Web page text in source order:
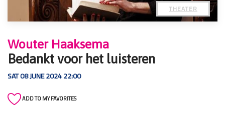
THEATER
Wouter Haaksema
Bedankt voor het luisteren
SAT 08 JUNE 2024 22:00
ADD TO MY FAVORITES